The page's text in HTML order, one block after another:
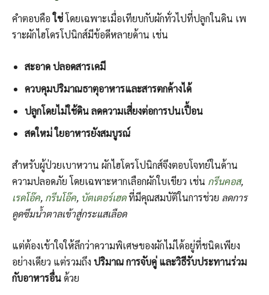
คำตอบคือใช่โดยเฉพาะเมื่อเทียบกับผักทั่วไปที่ปลูกในดิน เพ
ราะผักไฮโดรโปนิกส์มีข้อดีหลายด้าน เช่น
สะอาด ปลอดสารเคมี
ควบคุมปริมาณธาตุอาหารและสารตกค้างได้
ปลูกโดยไม่ใช้ดิน ลดความเสี่ยงต่อการปนเปื้อน
สดใหม่ ใยอาหารยังสมบูรณ์
สำหรับผู้ป่วยเบาหวาน ผักไฮโดรโปนิกส์จึงตอบโจทย์ในด้าน
ความปลอดภัย โดยเฉพาะหากเลือกผักใบเขียว เช่น กรีนคอส,
เรดโอ๊ค, กรีนโอ๊ค, บัตเตอร์เฮดที่มีคุณสมบัติในการช่วย ลดการ
ดูดซึมน้ำตาลเข้าสู่กระแสเลือด
แต่ต้องเข้าใจให้ลึกว่าความพิเศษของผักไม่ได้อยู่ที่ชนิดเพียง
อย่างเดียว แต่รวมถึง ปริมาณ การจับคู่ และวิธีรับประทานร่วม
กับอาหารอื่นด้วย